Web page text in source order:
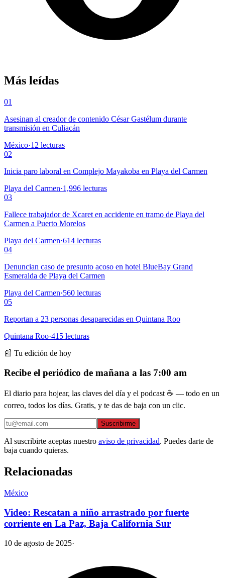
Más leídas
01
Asesinan al creador de contenido César Gastélum durante
transmisión en Culiacán
México·12 lecturas
02
Inicia paro laboral en Complejo Mayakoba en Playa del Carmen
Playa del Carmen·1,996 lecturas
03
Fallece trabajador de Xcaret en accidente en tramo de Playa del
Carmen a Puerto Morelos
Playa del Carmen·614 lecturas
04
Denuncian caso de presunto acoso en hotel BlueBay Grand
Esmeralda de Playa del Carmen
Playa del Carmen·560 lecturas
05
Reportan a 23 personas desaparecidas en Quintana Roo
Quintana Roo·415 lecturas
📰 Tu edición de hoy
Recibe el periódico de mañana a las 7:00 am
El diario para hojear, las claves del día y el podcast ☕ — todo en un
correo, todos los días. Gratis, y te das de baja con un clic.
Suscribirme
Al suscribirte aceptas nuestro aviso de privacidad. Puedes darte de
baja cuando quieras.
Relacionadas
México
Video: Rescatan a niño arrastrado por fuerte
corriente en La Paz, Baja California Sur
10 de agosto de 2025·